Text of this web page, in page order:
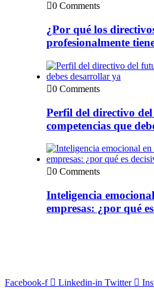
0 Comments
¿Por qué los
profesionalmente
0 Comments
Perfil del directivo
competencias que
0 Comments
Inteligencia
empresas: ¿por qué
Facebook-f Linkedin-in Twitter